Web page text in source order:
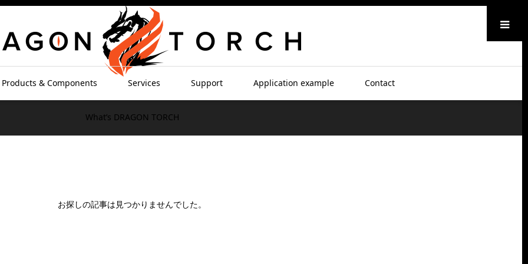
メニュー
Products & Components Services Support Application example Contact
What’s DRAGON TORCH
お探しの記事は見つかりませんでした。